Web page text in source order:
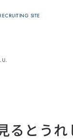
SITE
るとうれ